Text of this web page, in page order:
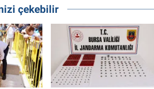
çekebilir